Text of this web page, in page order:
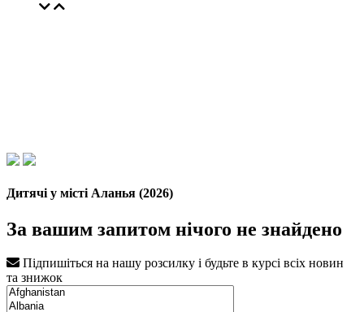
Дитячі у місті Аланья (2026)
За вашим запитом нічого не знайдено
Підпишіться на нашу розсилку і будьте в курсі всіх новин
та знижок